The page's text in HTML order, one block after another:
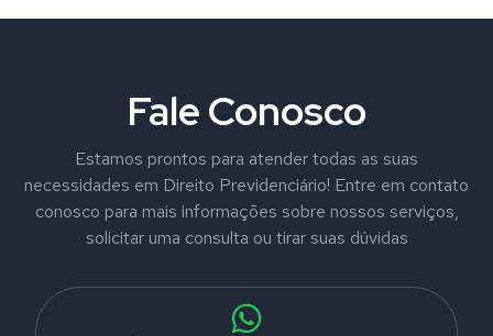
Fale Conosco
Estamos prontos para atender todas as suas
necessidades em Direito Previdenciário! Entre em contato
conosco para mais informações sobre nossos serviços,
solicitar uma consulta ou tirar suas dúvidas